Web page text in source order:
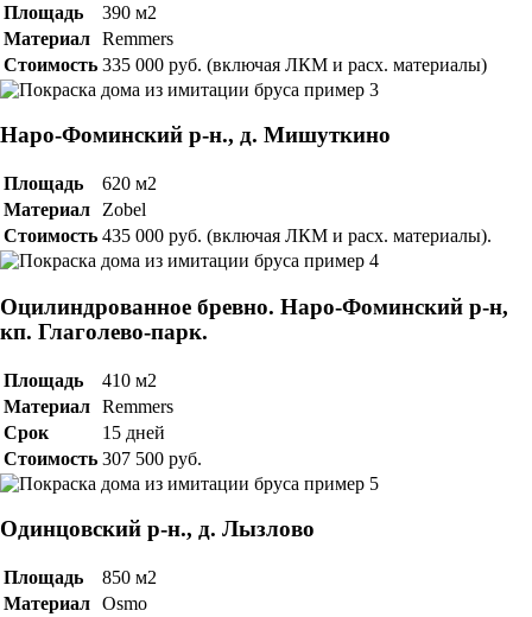
Площадь
390 м2
Материал Remmers
Стоимость 335 000 руб. (включая ЛКМ и расх. материалы)
Наро-Фоминский р-н., д. Мишуткино
Площадь
620 м2
Материал
Zobel
Стоимость 435 000 руб. (включая ЛКМ и расх. материалы).
Оцилиндрованное бревно. Наро-Фоминский р-н,
кп. Глаголево-парк.
Площадь
410 м2
Материал Remmers
Срок
15 дней
Стоимость 307 500 руб.
Одинцовский р-н., д. Лызлово
Площадь
850 м2
Материал Osmo